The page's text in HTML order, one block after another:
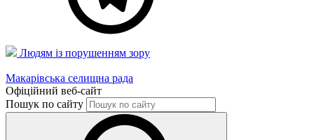
Людям із порушенням зору
Макарівська селищна рада
Офіційний веб-сайт
Пошук по сайту